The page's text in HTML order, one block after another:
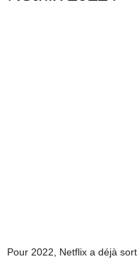
Pour 2022, Netflix a déjà